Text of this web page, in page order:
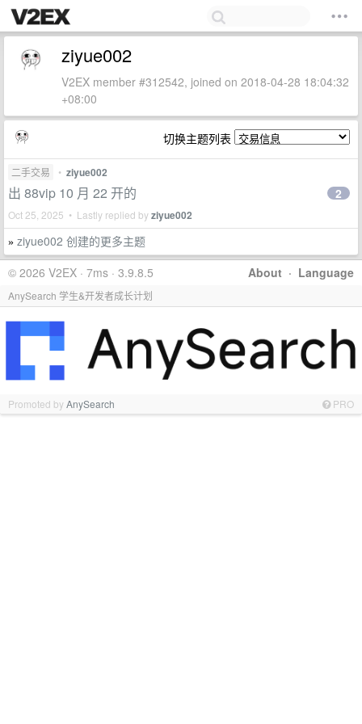
ziyue002
V2EX member #312542, joined on 2018-04-28 18:04:32
+08:00
切换主题列表
二手交易 • ziyue002
出 88vip 10 月 22 开的
Oct 25, 2025 • Lastly replied byziyue002
2
» ziyue002 创建的更多主题
About · Language
© 2026 V2EX · 7ms · 3.9.8.5
AnySearch 学生&开发者成长计划
Promoted byAnySearch PRO